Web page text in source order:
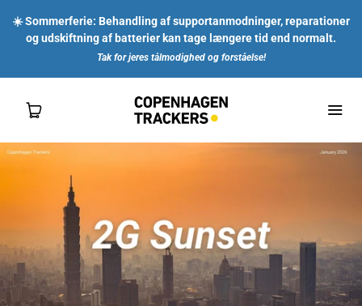
☀️ Sommerferie: Behandling af supportanmodninger, reparationer
og udskiftning af batterier kan tage længere tid end normalt.
Tak for jeres tålmodighed og forståelse!
FOR DIG
FOR VIRKSOMHEDER